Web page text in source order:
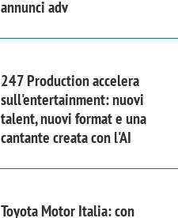
annunci adv
247 Production accelera
sull'entertainment: nuovi
talent, nuovi format e una
cantante creata con l'AI
Toyota Motor Italia: con